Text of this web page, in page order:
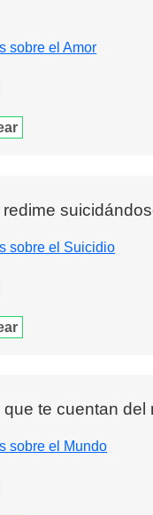
sobre el Amor
sobre el Suicidio
te cuentan
sobre el Mundo